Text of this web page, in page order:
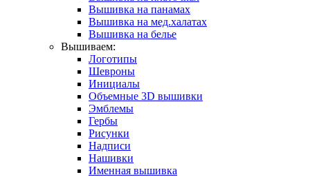
Вышивка на панамах
Вышивка на мед.халатах
Вышивка на белье
Вышиваем:
Логотипы
Шевроны
Инициалы
Объемные 3D вышивки
Эмблемы
Гербы
Рисунки
Надписи
Нашивки
Именная вышивка